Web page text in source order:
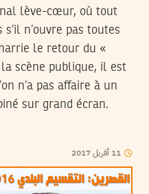
lève-cœur, où tout
n’ouvre pas toutes
le retour du «
scène publique, il est
n’a pas affaire à un
sur grand écran.
11 أفريل2017